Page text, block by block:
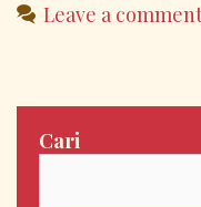
Leave a
Cari